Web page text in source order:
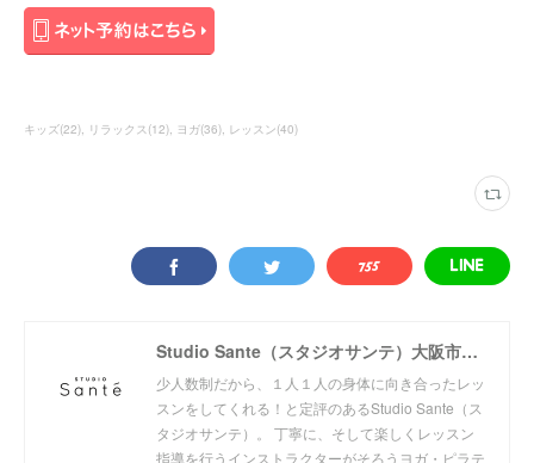
キッズ(22) リラックス(12) ヨガ(36) レッスン(40)
Studio Sante（スタジオサンテ）大阪市阿倍野区北畠のヨガ・ピラティススタジオ
少人数制だから、１人１人の身体に向き合ったレッ
スンをしてくれる！と定評のあるStudio Sante（ス
タジオサンテ）。 丁寧に、そして楽しくレッスン
指導を行うインストラクターがそろうヨガ・ピラテ